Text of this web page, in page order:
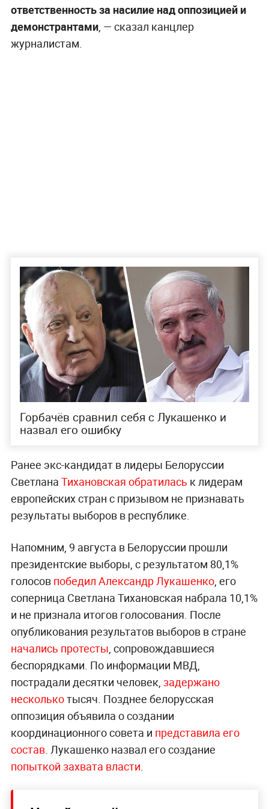
ответственность за насилие над оппозицией и
демонстрантами, — сказал канцлер
журналистам.
Горбачёв сравнил себя с Лукашенко и
назвал его ошибку
Ранее экс-кандидат в лидеры Белоруссии
Светлана Тихановская обратилась к лидерам
европейских стран с призывом не признавать
результаты выборов в республике.
Напомним, 9 августа в Белоруссии прошли
президентские выборы, с результатом 80,1%
голосовпобедил Александр Лукашенко, его
соперница Светлана Тихановская набрала 10,1%
и не признала итогов голосования. После
опубликования результатов выборов в стране
начались протесты , сопровождавшиеся
беспорядками. По информации МВД,
пострадали десятки человек, задержано
несколькотысяч. Позднее белорусская
оппозиция объявила о создании
координационного совета и представила его
состав. Лукашенко назвал его создание
попыткой захвата власти